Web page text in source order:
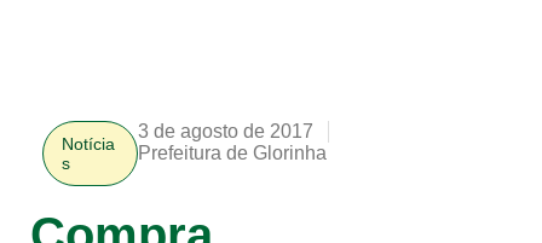
Notícia
s
3 de agosto de 2017
Prefeitura de Glorinha